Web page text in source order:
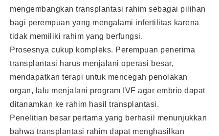
mengembangkan transplantasi rahim sebagai pilihan
bagi perempuan yang mengalami infertilitas karena
tidak memiliki rahim yang berfungsi.
Prosesnya cukup kompleks. Perempuan penerima
transplantasi harus menjalani operasi besar,
mendapatkan terapi untuk mencegah penolakan
organ, lalu menjalani program IVF agar embrio dapat
ditanamkan ke rahim hasil transplantasi.
Penelitian besar pertama yang berhasil menunjukkan
bahwa transplantasi rahim dapat menghasilkan